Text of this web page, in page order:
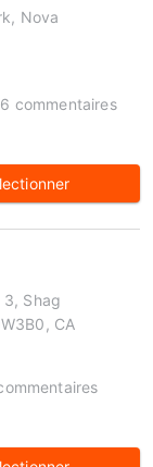
Nova
commentaires
Shag
CA